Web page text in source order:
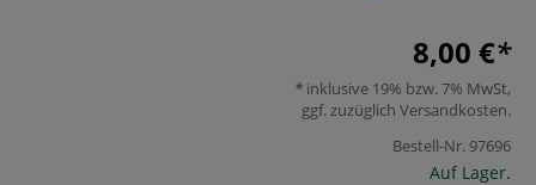
8,00 €
inklusive 19% bzw. 7% MwSt,
ggf. zuzüglich Versandkosten.
Bestell-Nr. 97696
Auf Lager.